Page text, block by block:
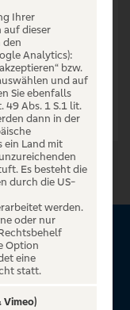
Auf
Ihrer
auf dieser
den
Analytics):
bzw.
und auf
Sie ebenfalls
49 Abs. 1 S.1 lit.
dann in der
ein Land mit
Es besteht die
durch die US-
werden.
oder nur
Option
eine
statt.
Vimeo)